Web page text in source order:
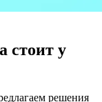
стоит у
решения